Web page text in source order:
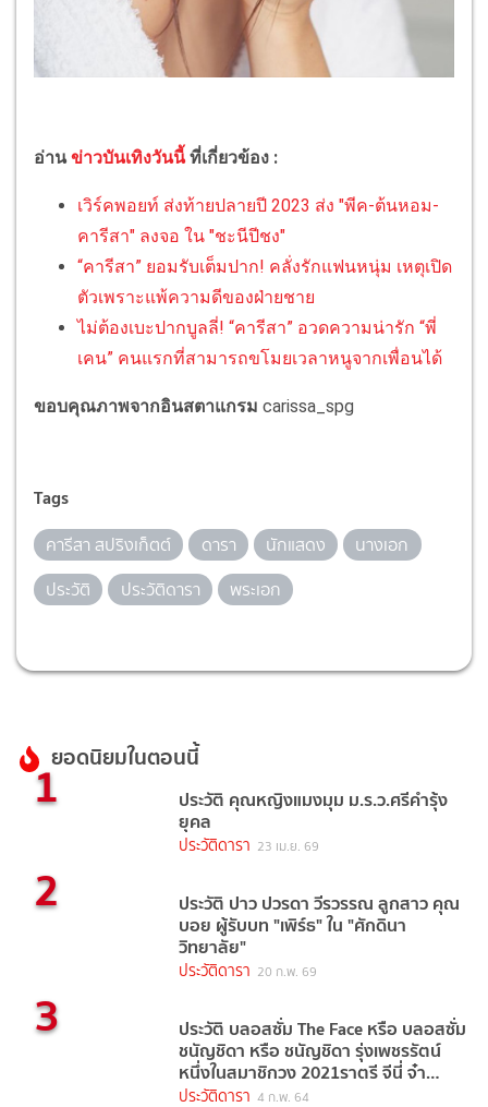
อ่านข่าวบันเทิงวันนี้ ที่เกี่ยวข้อง :
เวิร์คพอยท์ ส่งท้ายปลายปี 2023 ส่ง "พีค-ต้นหอม-
คารีสา" ลงจอ ใน "ชะนีปีชง"
“คารีสา” ยอมรับเต็มปาก! คลั่งรักแฟนหนุ่ม เหตุเปิด
ตัวเพราะแพ้ความดีของฝ่ายชาย
ไม่ต้องเบะปากบูลลี่! “คารีสา” อวดความน่ารัก “พี่
เคน” คนแรกที่สามารถขโมยเวลาหนูจากเพื่อนได้
ขอบคุณภาพจากอินสตาแกรม carissa_spg
Tags
คารีสา สปริงเก็ตต์ ดารา นักแสดง
นางเอก
ประวัติ
ประวัติดารา พระเอก
ยอดนิยมในตอนนี้
1 ประวัติ คุณหญิงแมงมุม ม.ร.ว.ศรีคำรุ้ง
ยุคล
ประวัติดารา 23 เม.ย. 69
2 ประวัติ ปาว ปวรดา วีรวรรณ ลูกสาว คุณ
บอย ผู้รับบท "เพิร์ธ" ใน "ศักดินา
วิทยาลัย"
ประวัติดารา 20 ก.พ. 69
3 ประวัติ บลอสซั่ม The Face หรือ บลอสซั่ม
ชนัญชิดา หรือ ชนัญชิดา รุ่งเพชรรัตน์
หนึ่งในสมาชิกวง 2021ราตรี จีนี่ จ๋า
(2021)
ประวัติดารา 4 ก.พ. 64